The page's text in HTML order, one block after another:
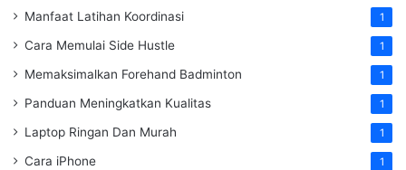
Manfaat Latihan Koordinasi 1
Cara Memulai Side Hustle 1
Memaksimalkan Forehand Badminton 1
Panduan Meningkatkan Kualitas 1
Laptop Ringan Dan Murah 1
Cara iPhone 1